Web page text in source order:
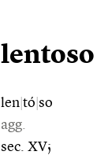
lentoso
len tó so
agg.
sec. XV;